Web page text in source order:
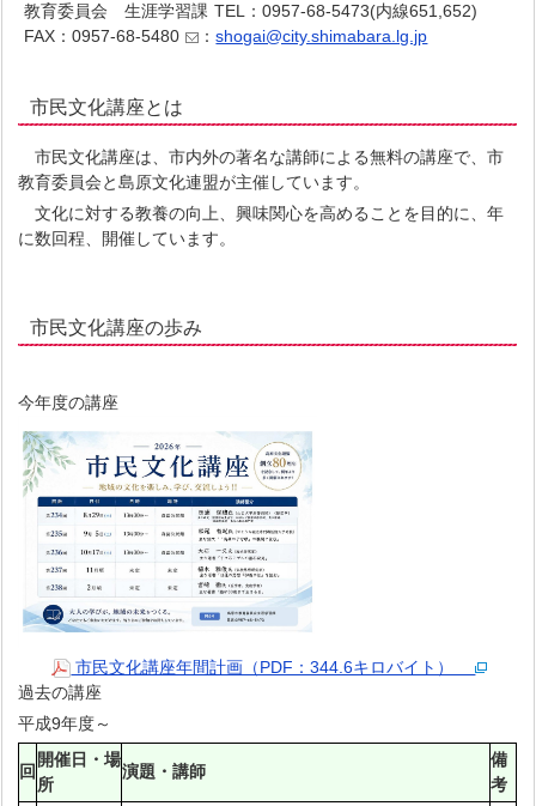
教育委員会 生涯学習課 TEL：0957-68-5473(内線651,652)
FAX：0957-68-5480
：shogai@city.shimabara.lg.jp
市民文化講座とは
市民文化講座は、市内外の著名な講師による無料の講座で、市
教育委員会と島原文化連盟が主催しています。
文化に対する教養の向上、興味関心を高めることを目的に、年
に数回程、開催しています。
市民文化講座の歩み
今年度の講座
市民文化講座年間計画（PDF：344.6キロバイト）
過去の講座
平成9年度～
回
開催日・場
所
演題・講師
備
考